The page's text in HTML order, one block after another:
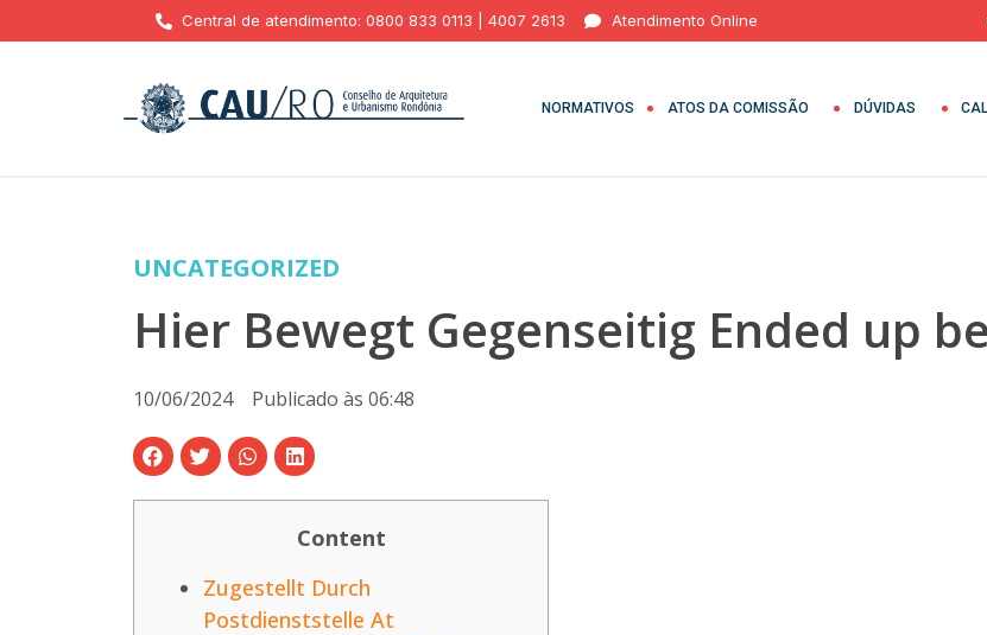
Central de atendimento: 0800 833 0113 | 4007 2613 Atendimento Online
NORMATIVOS ATOS DA COMISSÃO DÚVIDAS
UNCATEGORIZED
Hier Bewegt Gegenseitig Ended up
10/06/2024 Publicado às 06:48
Content
Zugestellt Durch
Postdienststelle At